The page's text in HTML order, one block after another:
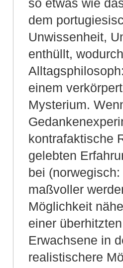
so etwas wie
dem
Unwissenheit,
enthüllt,
einem
Mysterium.
kontrafaktische
gelebten
bei
maßvoller
Möglichkeit
einer
Erwachsene in
realistischere